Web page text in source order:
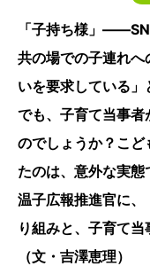
「子持ち様」
共の場での子連れ
いを要求している」
でも、子育て当事
のでしょうか？こど
たのは、意外な実
温子広報推進官に
り組みと、子育て当
（文・吉澤恵理）